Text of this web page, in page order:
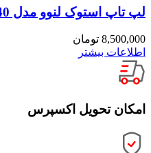
لپ تاپ استوک لنوو مدل Lenovo Thinkpad X240
8,500,000 تومان
اطلاعات بیشتر
امکان تحویل اکسپرس